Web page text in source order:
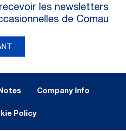
les newsletters
de Comau
Company Info
Policy